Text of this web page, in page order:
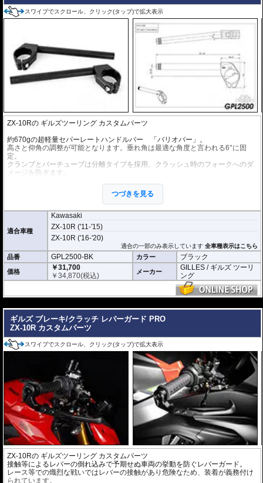
スワイプでスクロール、クリック(タップ)で拡大表示
ZX-10Rの ギルズツーリング カスタムパーツ
約670gの超軽量セパーレートハンドルバー 「バリオバー」。
高さと仰角の調整が可能となります。垂れ角は最適な角度と言われる6°に固
定。
クランプとバーチューブは分離タイプを採用。クラッシュ時のフォークへのダ
メージを防ぎます。
ヤマハのチームはこのセパレートハンドルバーをWorldSBK、WorldSuperspor
t、IDM、R6 Cup Germanyで採用しています。
つづきを見る
適合車種
Kawasaki
ZX-10R ('11-'15)
ZX-10R ('16-'20)
適合の一部のみ表示しています全車種表示はこちら
品番 GPL2500-BK カラー ブラック
価格
￥31,700
￥34,870(税込) メーカー
GILLES / ギルズ ツーリ
ング
ギルズ ブレーキ/クラッチ レバーガード PRO
ZX-10R カスタムパーツ
スワイプでスクロール、クリック(タップ)で拡大表示
ZX-10Rの ギルズツーリング カスタムパーツ
接触等によるレバーの倒れ込みで予期せぬ車両の挙動を防ぐレバーガード。
レース等での熾烈な戦いではレバーの接触があり危険なため、装着が義務付け
られています。